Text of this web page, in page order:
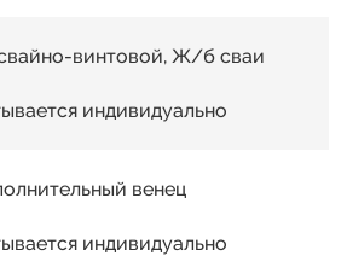
винтовой, Ж/б сваи
индивидуально
венец
индивидуально